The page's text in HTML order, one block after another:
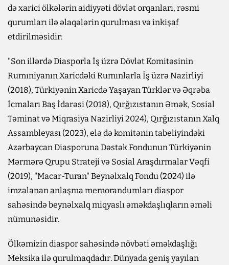
də xarici ölkələrin aidiyyəti dövlət orqanları, rəsmi
qurumları ilə əlaqələrin qurulması və inkişaf
etdirilməsidir:
"Son illərdə Diasporla İş üzrə Dövlət Komitəsinin
Rumıniyanın Xaricdəki Rumınlarla İş üzrə Nazirliyi
(2018), Türkiyənin Xaricdə Yaşayan Türklər və Əqrəba
İcmaları Baş İdarəsi (2018), Qırğızıstanın Əmək, Sosial
Təminat və Miqrasiya Nazirliyi 2024), Qırğızıstanın Xalq
Assambleyası (2023), elə də komitənin tabeliyindəki
Azərbaycan Diasporuna Dəstək Fondunun Türkiyənin
Mərmərə Qrupu Strateji və Sosial Araşdırmalar Vəqfi
(2019), "Macar-Turan" Beynəlxalq Fondu (2024) ilə
imzalanan anlaşma memorandumları diaspor
sahəsində beynəlxalq miqyaslı əməkdaşlıqların əməli
nümunəsidir.
Ölkəmizin diaspor sahəsində növbəti əməkdaşlığı
Meksika ilə qurulmaqdadır. Dünyada geniş yayılan